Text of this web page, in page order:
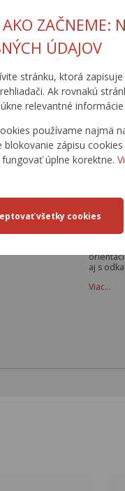
AKO ZAČNEME:
ÚDAJOV
stránku, ktorá
Ak rovnakú
relevantné
používame najmä
blokovanie zápisu
úplne korektne.
za
roku a do
a mnoho
aj s
Viac…